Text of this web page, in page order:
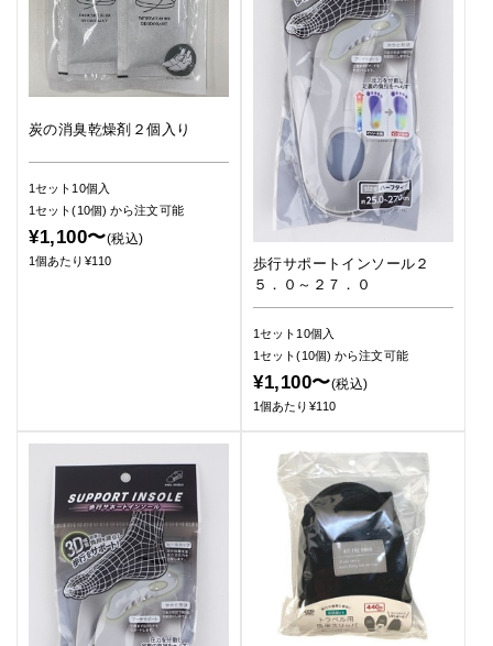
炭の消臭乾燥剤２個入り
1セット10個入
1セット(10個)から注文可能
¥1,100〜(税込)
1個あたり¥110
歩行サポートインソール２
５．０～２７．０
1セット10個入
1セット(10個)から注文可能
¥1,100〜(税込)
1個あたり¥110